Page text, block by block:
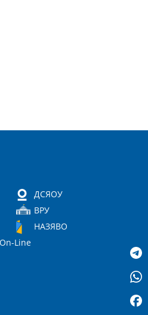
ДСЯОУ
ВРУ
НАЗЯВО
Line